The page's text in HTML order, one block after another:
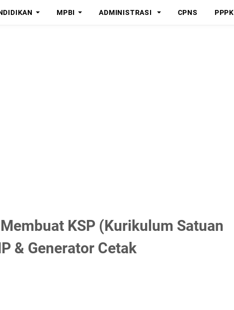
MPBI ADMINISTRASI CPNS PPPK
KSP (Kurikulum Satuan
& Generator Cetak